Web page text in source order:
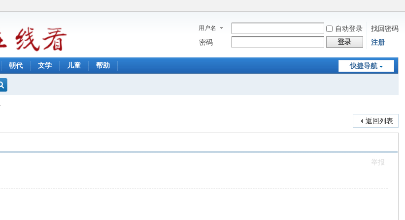
用户名 自动登录
找回密码
密码
登录 注册
快捷导航
朝代 文学 儿童 帮助
返回列表
举报